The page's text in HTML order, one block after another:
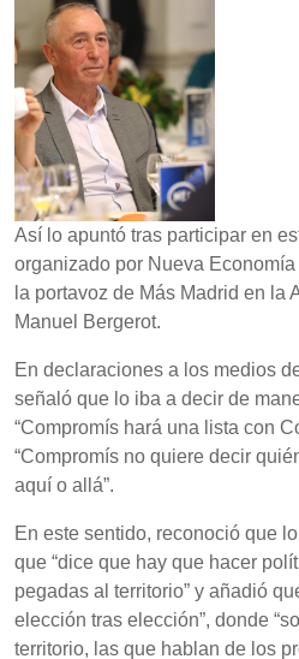
Así lo apuntó tras participar en
organizado por Nueva
la portavoz de Más Madrid en la
Manuel Bergerot.
En declaraciones a los medios
señaló que lo iba a decir de
“Compromís hará una lista con
“Compromís no quiere decir
aquí o allá”.
En este sentido, reconoció que
que “dice que hay que hacer
pegadas al territorio” y añadió
elección tras elección”, donde
territorio, las que hablan de los